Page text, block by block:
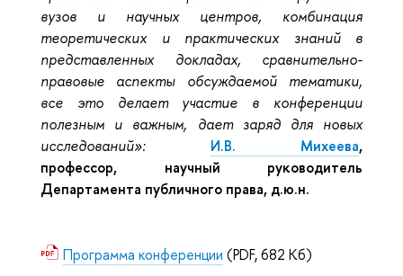
вузов и научных центров, комбинация
теоретических и практических знаний в
представленных докладах, сравнительно-
правовые аспекты обсуждаемой тематики,
все это делает участие в конференции
полезным и важным, дает заряд для новых
исследований»: И.В. Михеева,
профессор, научный руководитель
Департамента публичного права, д.ю.н.
Программа конференции (PDF, 682 Кб)